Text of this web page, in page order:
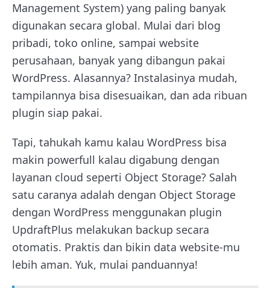
Management System) yang paling banyak
digunakan secara global. Mulai dari blog
pribadi, toko online, sampai website
perusahaan, banyak yang dibangun pakai
WordPress. Alasannya? Instalasinya mudah,
tampilannya bisa disesuaikan, dan ada ribuan
plugin siap pakai.
Tapi, tahukah kamu kalau WordPress bisa
makin powerfull kalau digabung dengan
layanan cloud seperti Object Storage? Salah
satu caranya adalah dengan Object Storage
dengan WordPress menggunakan plugin
UpdraftPlus melakukan backup secara
otomatis. Praktis dan bikin data website-mu
lebih aman. Yuk, mulai panduannya!